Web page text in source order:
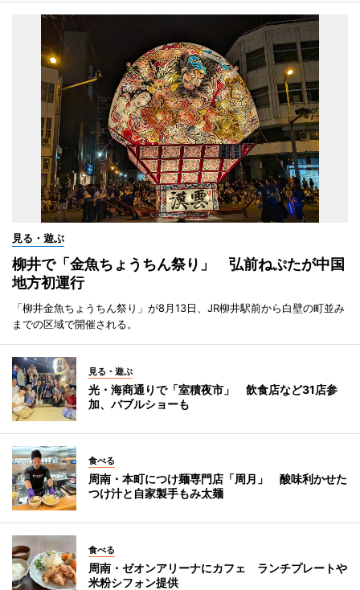
見る・遊ぶ
柳井で「金魚ちょうちん祭り」 弘前ねぷたが中国
地方初運行
「柳井金魚ちょうちん祭り」が8月13日、JR柳井駅前から白壁の町並み
までの区域で開催される。
見る・遊ぶ
光・海商通りで「室積夜市」 飲食店など31店参
加、バブルショーも
食べる
周南・本町につけ麺専門店「周月」 酸味利かせた
つけ汁と自家製手もみ太麺
食べる
周南・ゼオンアリーナにカフェ ランチプレートや
米粉シフォン提供